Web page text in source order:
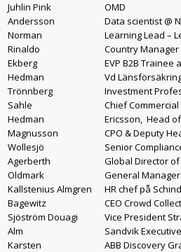
Juhlin Pink
OMD
Andersson
Data scientist @
Norman
Learning Lead –
Rinaldo
Country
Ekberg
EVP B2B Trainee
Hedman
Vd
Trönnberg
Investment
Sahle
Chief Commercial
Hedman
Ericsson, Head
Magnusson
CPO & Deputy
Wollesjö
Senior
Agerberth
Global Director
Oldmark
General
Kallstenius Almgren
HR chef på
Bagewitz
CEO Crowd
Sjöström Douagi
Vice President
Alm
Sandvik
Karsten
ABB Discovery